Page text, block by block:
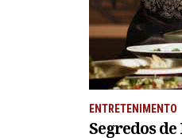
ENTRETENIMENTO
Segredos